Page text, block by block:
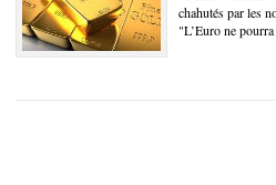
chahutés par les
"L’Euro ne